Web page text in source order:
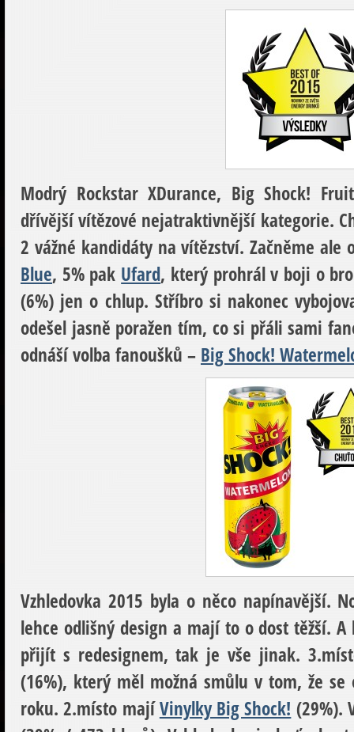
Modrý Rockstar XDurance, Big Shock!
dřívější vítězové nejatraktivnější kategorie.
2 vážné kandidáty na vítězství. Začněme ale
Blue, 5% pak Ufard, který prohrál v boji o
(6%) jen o chlup. Stříbro si nakonec
odešel jasně poražen tím, co si přáli sami
odnáší volba fanoušků – Big Shock!
Vzhledovka 2015 byla o něco napínavější.
lehce odlišný design a mají to o dost těžší.
přijít s redesignem, tak je vše jinak.
(16%), který měl možná smůlu v tom, že
roku. 2.místo majíVinylky Big Shock! (29%).